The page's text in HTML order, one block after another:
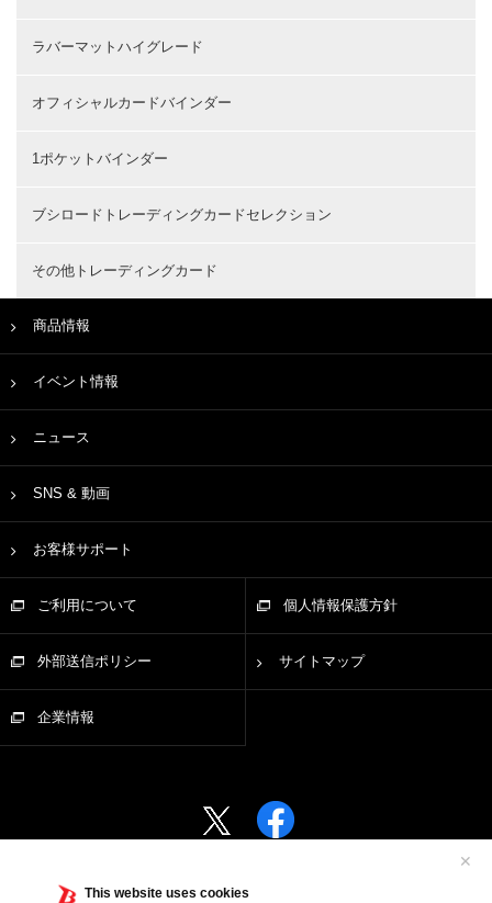
This website uses cookies
✕
ラバーマットハイグレード
オフィシャルカードバインダー
1ポケットバインダー
ブシロードトレーディングカードセレクション
その他トレーディングカード
商品情報
イベント情報
ニュース
SNS & 動画
お客様サポート
ご利用について 個人情報保護方針
外部送信ポリシー サイトマップ
企業情報